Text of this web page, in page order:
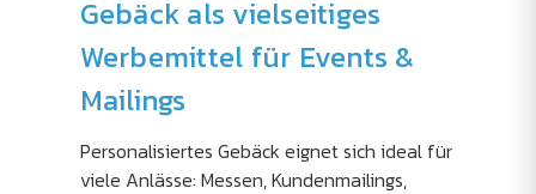
Gebäck als vielseitiges
Werbemittel für Events &
Mailings
Personalisiertes Gebäck eignet sich ideal für
viele Anlässe: Messen, Kundenmailings,